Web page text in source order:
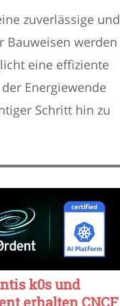
zuverlässige und
Bauweisen werden
eine effiziente
Energiewende
Schritt hin zu
k0s und
erhalten CNCF